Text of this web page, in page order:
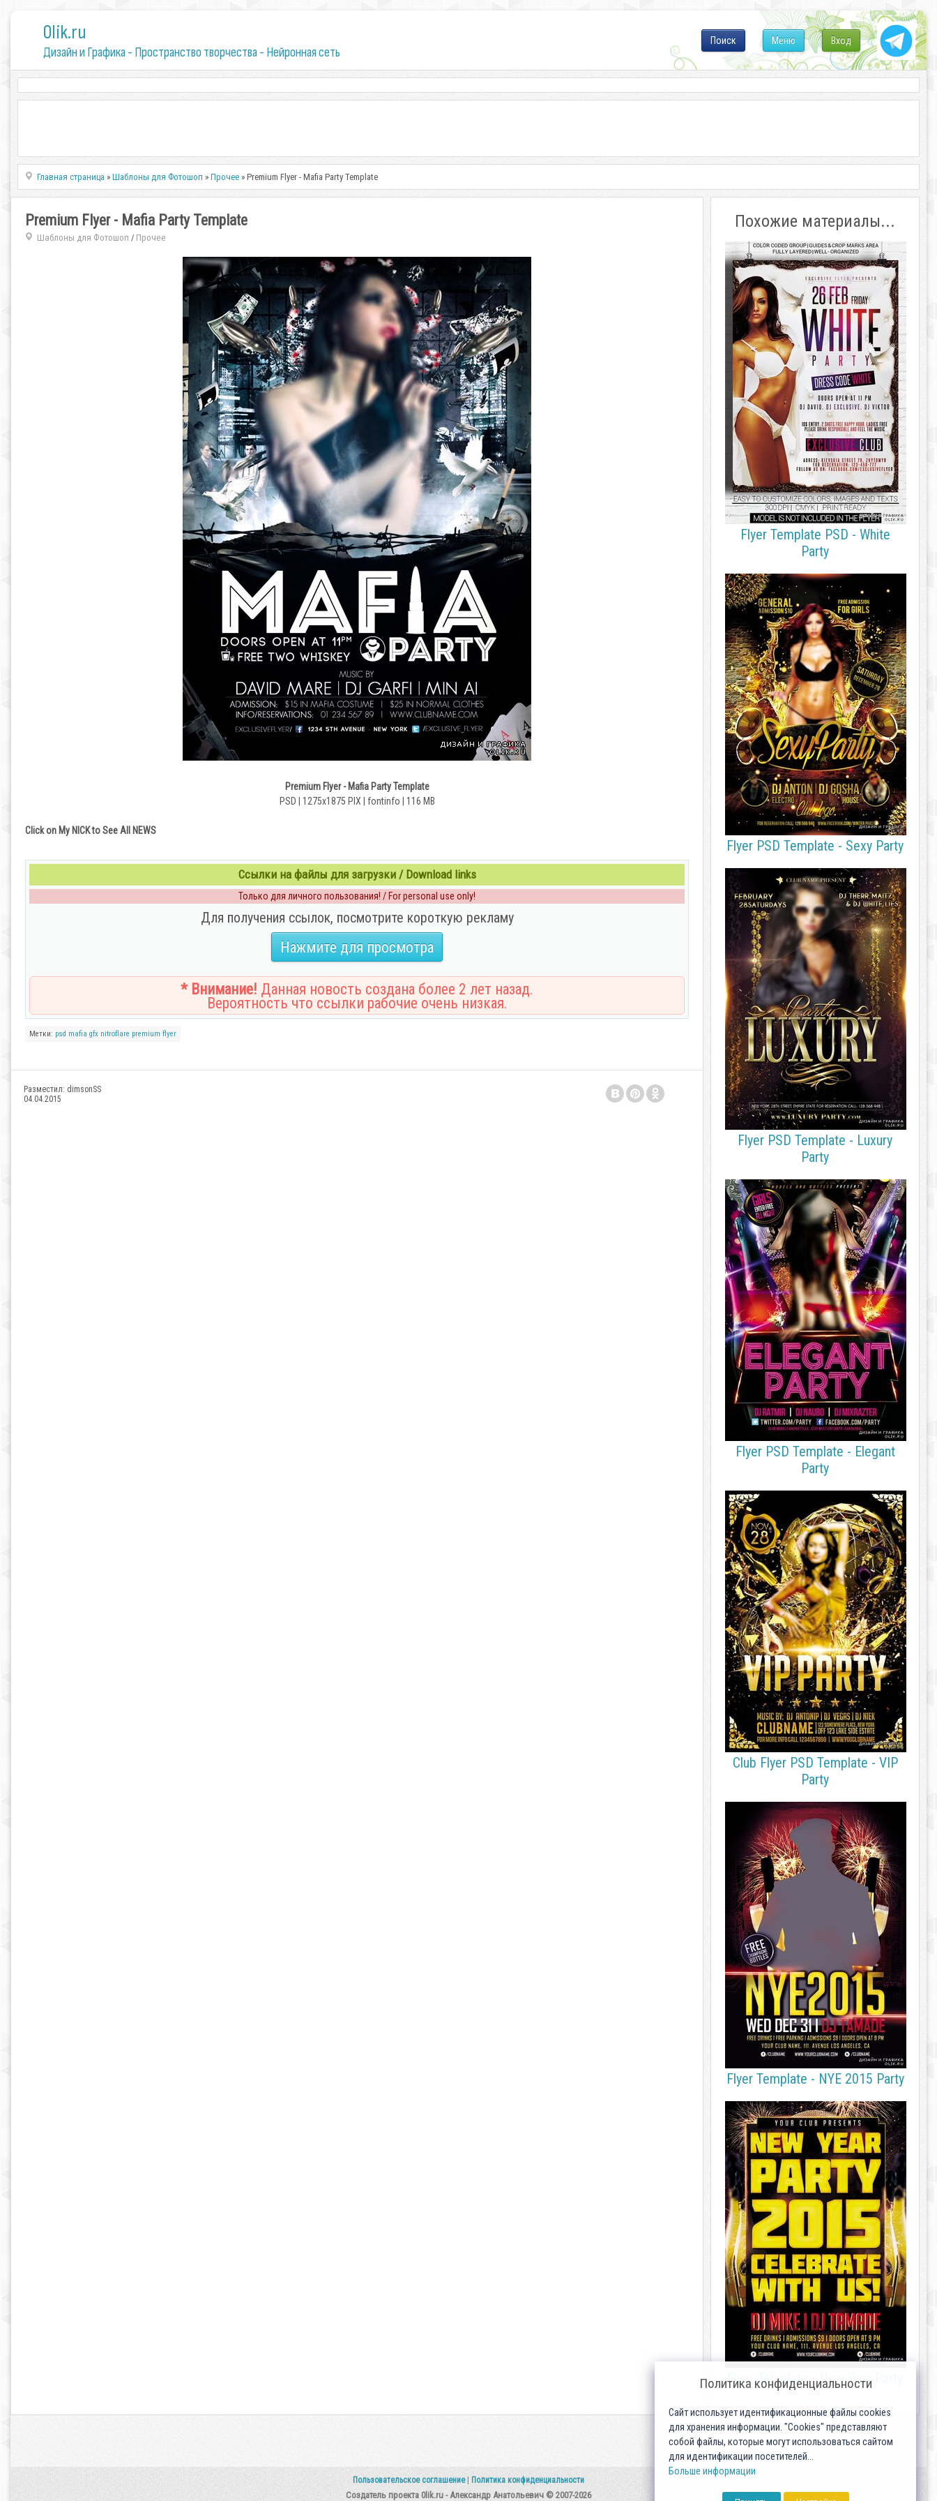
0lik.ru
Дизайн и Графика - Пространство творчества - Нейронная сеть
Вход
Меню
Поиск
Главная страница »Шаблоны для Фотошоп »Прочее » Premium Flyer - Mafia Party Template
Premium Flyer - Mafia Party Template
Шаблоны для Фотошоп / Прочее
Premium Flyer - Mafia Party Template
PSD | 1275x1875 PIX | fontinfo | 116 MB
Click on My NICK to See All NEWS
Ссылки на файлы для загрузки / Download links
Только для личного пользования! / For personal use only!
Для получения ссылок, посмотрите короткую рекламу
Нажмите для просмотра
* Внимание! Данная новость создана более 2 лет назад.
Вероятность что ссылки рабочие очень низкая.
Метки: psd mafia gfx nitroflare premium flyer
Разместил: dimsonSS
04.04.2015
Похожие материалы...
Flyer Template PSD - White
Party
Flyer PSD Template - Sexy Party
Flyer PSD Template - Luxury
Party
Flyer PSD Template - Elegant
Party
Club Flyer PSD Template - VIP
Party
Flyer Template - NYE 2015 Party
Flyer Template - New Year Party
Пользовательское соглашение Политика конфиденциальности
Создатель проекта 0lik.ru - Александр Анатольевич © 2007-2026
Политика конфиденциальности
Сайт использует идентификационные файлы cookies
для хранения информации. "Cookies" представляют
собой файлы, которые могут использоваться сайтом
для идентификации посетителей...
Больше информации